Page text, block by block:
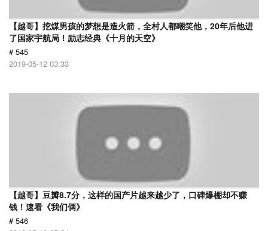
【越哥】挖煤男孩的梦想是造火箭，全村人都嘲笑他，20年后他进
了国家宇航局！励志经典《十月的天空》
# 545
2019-05-12 03:33
【越哥】豆瓣8.7分，这样的国产片越来越少了，口碑爆棚却不赚
钱！速看《我们俩》
# 546